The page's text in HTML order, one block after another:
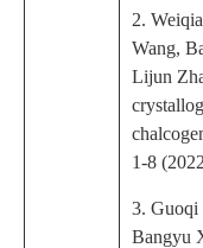
2.
Wang,
Lijun
1-8
3. Guoqi
Bangyu